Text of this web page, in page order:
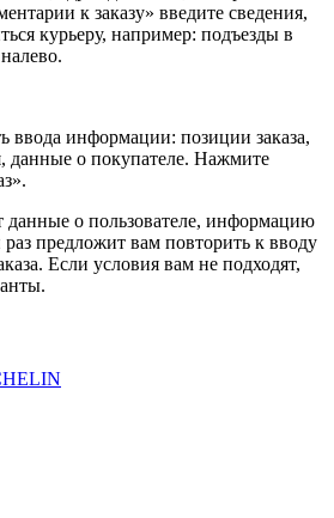
к заказу» введите сведения,
курьеру, например: подъезды в
ввода информации: позиции заказа,
данные о покупателе. Нажмите
данные о пользователе, информацию
предложит вам повторить к вводу
Если условия вам не подходят,